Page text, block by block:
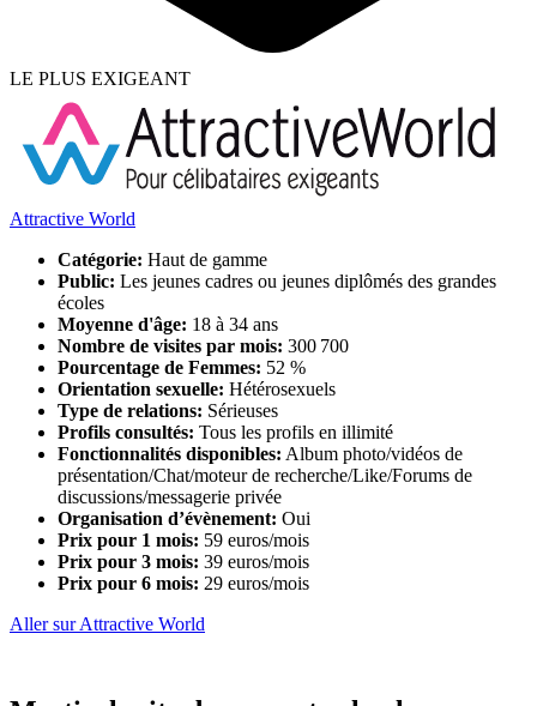
LE PLUS EXIGEANT
Attractive World
Catégorie: Haut de gamme
Public: Les jeunes cadres ou jeunes diplômés des grandes
écoles
Moyenne d'âge: 18 à 34 ans
Nombre de visites par mois: 300 700
Pourcentage de Femmes: 52 %
Orientation sexuelle: Hétérosexuels
Type de relations: Sérieuses
Profils consultés: Tous les profils en illimité
Fonctionnalités disponibles: Album photo/vidéos de
présentation/Chat/moteur de recherche/Like/Forums de
discussions/messagerie privée
Organisation d’évènement: Oui
Prix pour 1 mois: 59 euros/mois
Prix pour 3 mois: 39 euros/mois
Prix pour 6 mois: 29 euros/mois
Aller sur Attractive World